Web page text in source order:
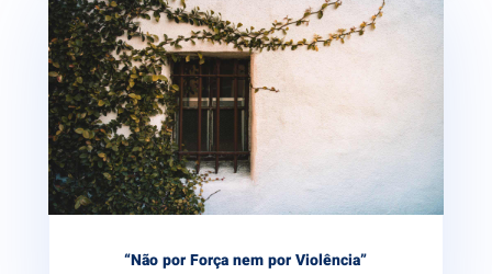
“Não por Força nem por Violência”